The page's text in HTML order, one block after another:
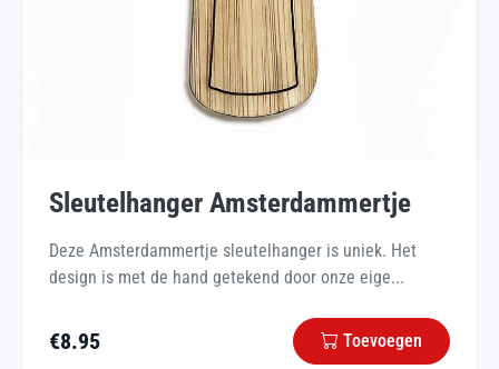
Sleutelhanger Amsterdammertje
Deze Amsterdammertje sleutelhanger is uniek. Het
design is met de hand getekend door onze eige...
€8.95 Toevoegen